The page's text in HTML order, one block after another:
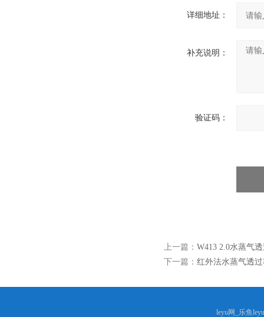
详细地址：
补充说明：
验证码：
上一篇： W413 2.0水蒸气
下一篇： 红外法水蒸气透
leyu网_乐鱼